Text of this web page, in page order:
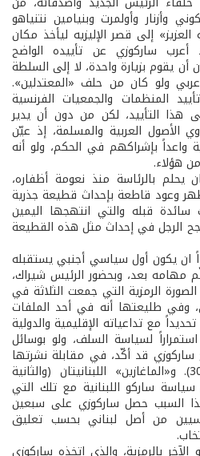
وأزنار وأولمرت وبنيامين نتنياهو
إلى قصر الإليزيه ليأخذ مكان
ساركوزي عن تأييده الواضح
من دون أن يقوم بزيارة واحدة، لا إلى السلطة
ولو كان من حلف «المعتدلين».
المنظمات والجمعيات الفرنسية
هذا التأييد، لكن من دون أن يدير
الأصول العربية والمسلمة، إذ عيّن
واعداً بإشراكهم في الحكم، ولو أنه
هؤلاء.
يحلم بالرئاسة منذ نعومة أظفاره،
(29) على ظهر وعود قاطعة بإحداث قطيعة جذرية
قبله والتي انتهجها اليمين
الرجل في إحداث مثل هذه القطيعة
ان يكون أول سياسي أجنبي يستقبله
مهامه بعد، وبحضور الرئيس شيراك،
الرمزية التي جمعت الثلاثة في
وفي طليعتها أنه في أحد الملفات
تحديداً مع تداعياته الإقليمية والدولية
لسياسة السلف، ولو بوسائل
قد أكّد، في مقابلة نشرتها
أسبوعيتا «الأسبوع العربي»(30). و«الماغازين» اللبنانيتان (والثانية
ساركو اللبنانية مع تلك التي
السبب حصل ساركوزي على سبعين
من أصل لبناني بحسب تعليق
بالرمزية، والذي اتخذه ساركوزي